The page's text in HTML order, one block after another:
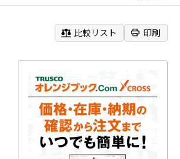
balance 比較リスト print 印刷